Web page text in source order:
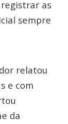
as
sempre
relatou
e com
da